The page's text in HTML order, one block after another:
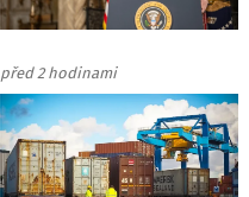
před 2 hodinami